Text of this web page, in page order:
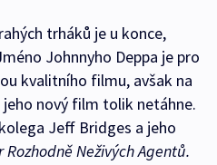
trháků je u konce,
Johnnyho Deppa je pro
kvalitního filmu, avšak na
nový film tolik netáhne.
Jeff Bridges a jeho
Rozhodně Neživých Agentů.